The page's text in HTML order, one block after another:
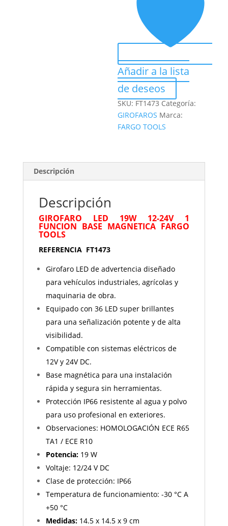
TOOLS
FT1473
cantidad
Añadir a la lista
de deseos
SKU: FT1473 Categoría:
GIROFAROS Marca:
FARGO TOOLS
Descripción
Descripción
GIROFARO LED 19W 12-24V 1
FUNCION BASE MAGNETICA FARGO
TOOLS
REFERENCIA FT1473
Girofaro LED de advertencia diseñado
para vehículos industriales, agrícolas y
maquinaria de obra.
Equipado con 36 LED super brillantes
para una señalización potente y de alta
visibilidad.
Compatible con sistemas eléctricos de
12V y 24V DC.
Base magnética para una instalación
rápida y segura sin herramientas.
Protección IP66 resistente al agua y polvo
para uso profesional en exteriores.
Observaciones: HOMOLOGACIÓN ECE R65
TA1 / ECE R10
Potencia:19 W
Voltaje: 12/24 V DC
Clase de protección: IP66
Temperatura de funcionamiento: -30 °C A
+50 °C
Medidas:14.5 x 14.5 x 9 cm